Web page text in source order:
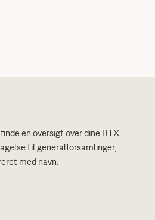
en oversigt over dine RTX-
til generalforsamlinger,
med navn.